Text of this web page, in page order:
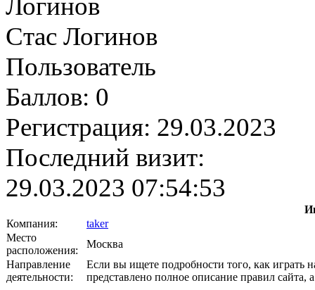
Стас Логинов
Пользователь
Баллов: 0
Регистрация: 29.03.2023
Последний визит:
29.03.2023 07:54:53
Компания:
taker
Место
расположения:
Москва
Направление
деятельности:
Если вы ищете подробности того, как играть
представлено полное описание правил сайта,